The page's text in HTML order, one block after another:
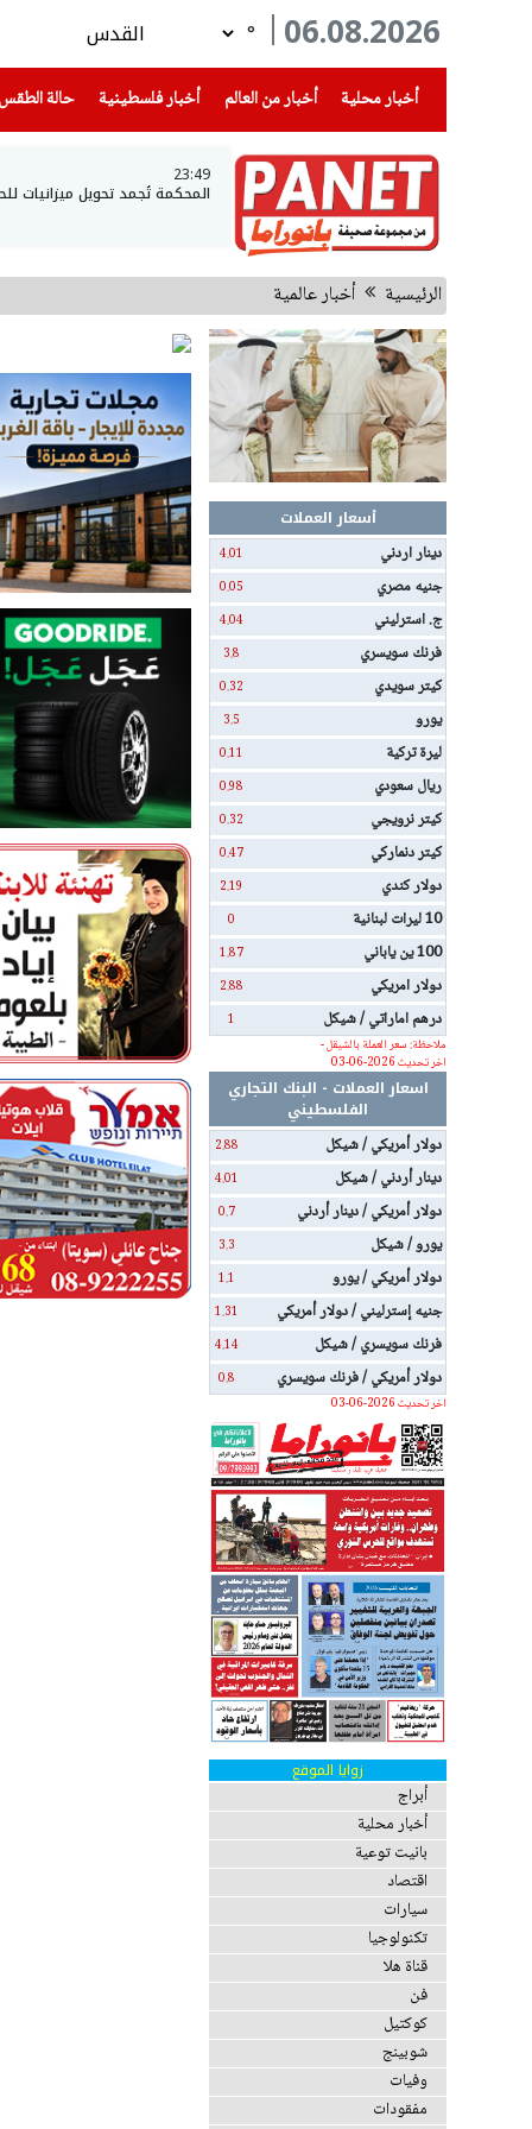
06.08.2026
°
أخبار محلية
(current) أخبار من العالم أخبار فلسطينية(current) حالة الطقس
23:49
المحكمة تُجمد تحويل ميزانيات
الرئيسية أخبار عالمية
أسعار العملات
دينار اردني
4.01
جنيه مصري 0.05
ج. استرليني 4.04
فرنك سويسري 3.8
كيتر سويدي 0.32
يورو 3.5
ليرة تركية 0.11
ريال سعودي 0.98
كيتر نرويجي 0.32
كيتر دنماركي 0.47
دولار كندي 2.19
10 ليرات لبنانية 0
100 ين ياباني 1.87
دولار امريكي 2.88
درهم اماراتي / شيكل
1
ملاحظة: سعر العملة بالشيقل -
اخر تحديث 2026-06-03
اسعار العملات - البنك التجاري
الفلسطيني
دولار أمريكي / شيكل
2.88
دينار أردني / شيكل 4.01
دولار أمريكي / دينار أردني 0.7
يورو / شيكل 3.3
دولار أمريكي / يورو 1.1
جنيه إسترليني / دولار أمريكي 1.31
فرنك سويسري / شيكل 4.14
دولار أمريكي / فرنك سويسري
0.8
اخر تحديث 2026-06-03
زوايا الموقع
أبراج
أخبار محلية
بانيت توعية
اقتصاد
سيارات
تكنولوجيا
قناة هلا
فن
كوكتيل
شوبينج
وفيات
مفقودات